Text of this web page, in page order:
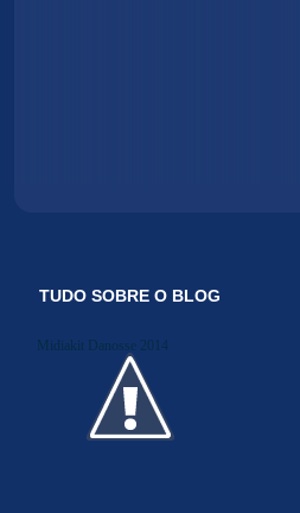
TUDO SOBRE O BLOG
Midiakit Danosse 2014